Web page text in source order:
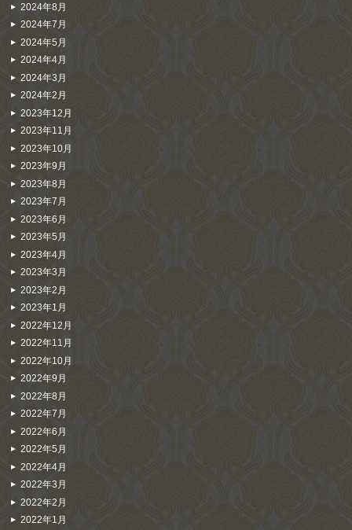
2024年8月
2024年7月
2024年5月
2024年4月
2024年3月
2024年2月
2023年12月
2023年11月
2023年10月
2023年9月
2023年8月
2023年7月
2023年6月
2023年5月
2023年4月
2023年3月
2023年2月
2023年1月
2022年12月
2022年11月
2022年10月
2022年9月
2022年8月
2022年7月
2022年6月
2022年5月
2022年4月
2022年3月
2022年2月
2022年1月